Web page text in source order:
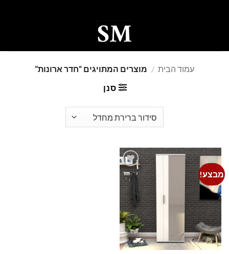
עמוד הבית / מוצרים המתויגים “חדר ארונות”
סנן
מבצע!
Add to
wishlist